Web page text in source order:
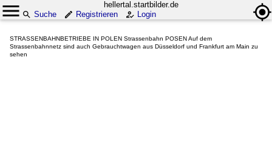
hellertal.startbilder.de
Suche
Registrieren Login
STRASSENBAHNBETRIEBE IN POLEN Strassenbahn POSEN Auf dem
Strassenbahnnetz sind auch Gebrauchtwagen aus Düsseldorf und Frankfurt am Main zu
sehen